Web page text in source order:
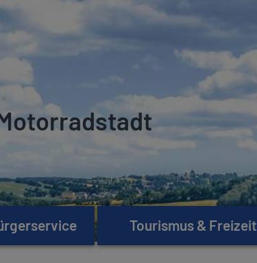
Tourismus & Freizeit